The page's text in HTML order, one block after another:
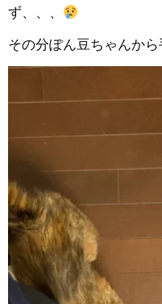
ず、、、
その分ぽん豆ちゃんか